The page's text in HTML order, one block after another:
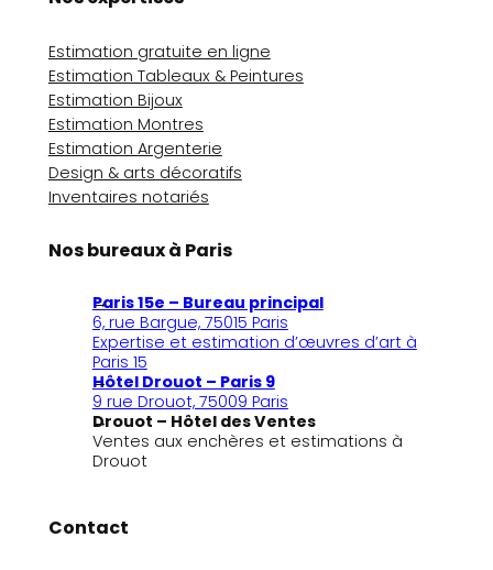
Estimation gratuite en ligne
Estimation Tableaux & Peintures
Estimation Bijoux
Estimation Montres
Estimation Argenterie
Design & arts décoratifs
Inventaires notariés
Nos bureaux à Paris
Paris 15e – Bureau principal
6, rue Bargue, 75015 Paris
Expertise et estimation d’œuvres d’art à
Paris 15
Hôtel Drouot – Paris 9
9 rue Drouot, 75009 Paris
Drouot – Hôtel des Ventes
Ventes aux enchères et estimations à
Drouot
Contact